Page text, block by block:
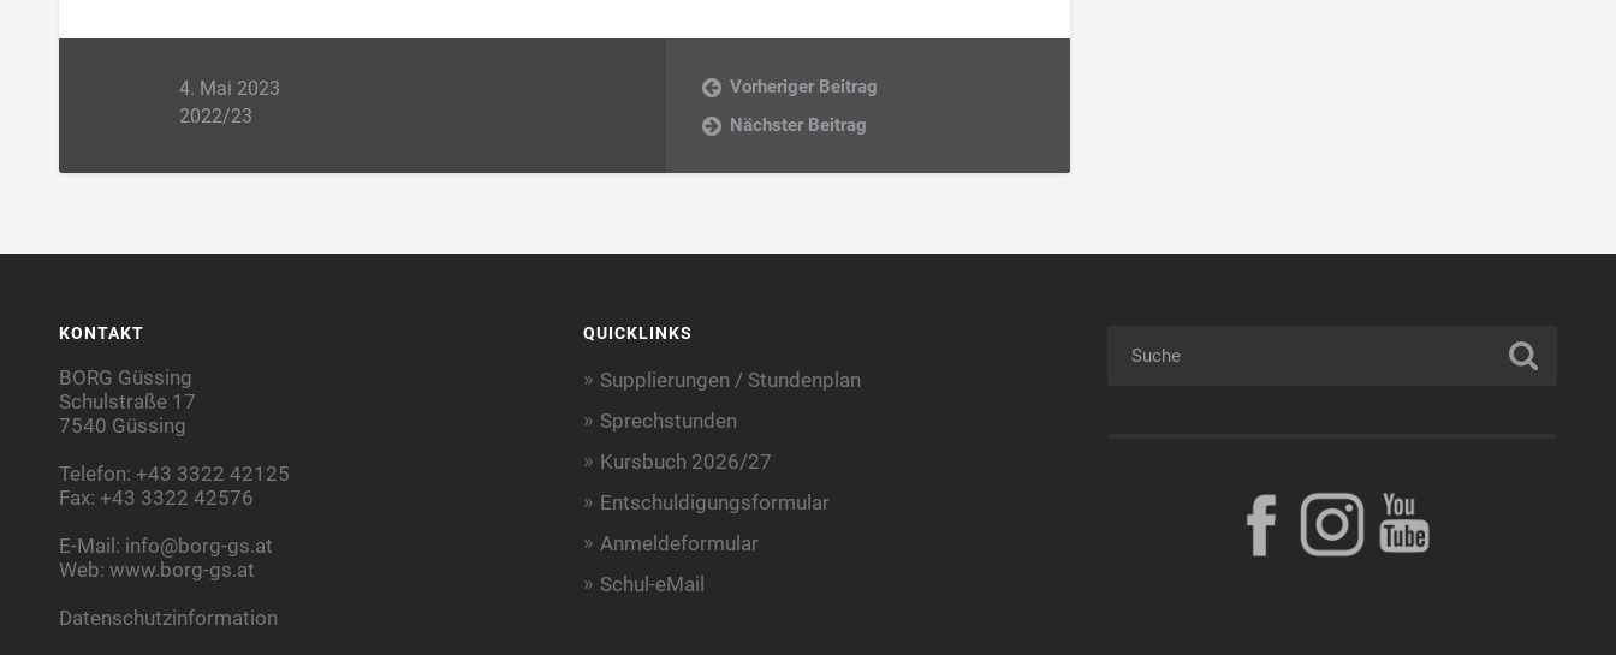
4. Mai 2023
2022/23
Vorheriger Beitrag
Nächster Beitrag
KONTAKT
BORG Güssing
Schulstraße 17
7540 Güssing
Telefon: +43 3322 42125
Fax: +43 3322 42576
E-Mail: info@borg-gs.at
Web: www.borg-gs.at
Datenschutzinformation
QUICKLINKS
Supplierungen / Stundenplan
Sprechstunden
Kursbuch 2026/27
Entschuldigungsformular
Anmeldeformular
Schul-eMail